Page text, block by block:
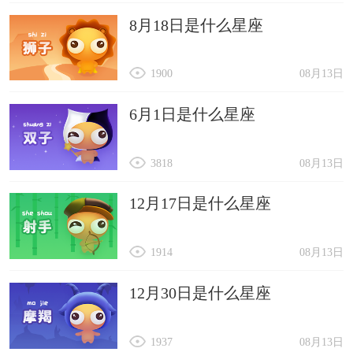
8月18日是什么星座
08月13日
1900
6月1日是什么星座
08月13日
3818
12月17日是什么星座
08月13日
1914
12月30日是什么星座
08月13日
1937